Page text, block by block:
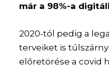
már a 98%-a
2020-tól pedig a
terveiket is
előretörése a covid